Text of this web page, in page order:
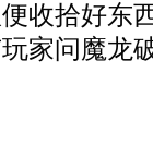
收拾好东
家问魔龙